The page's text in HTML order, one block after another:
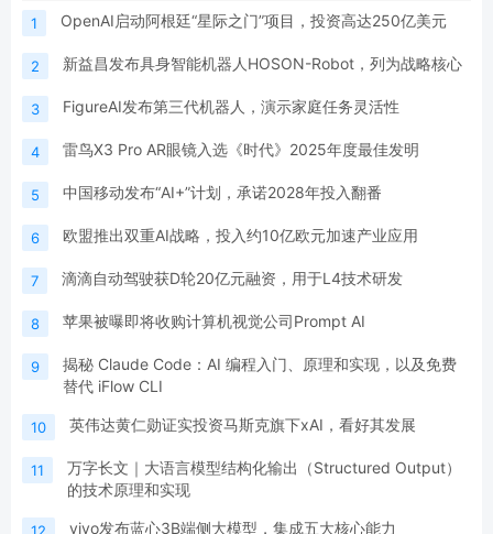
1 OpenAI启动阿根廷“星际之门”项目，投资高达250亿美元
2 新益昌发布具身智能机器人HOSON-Robot，列为战略核心
3 FigureAI发布第三代机器人，演示家庭任务灵活性
4 雷鸟X3 Pro AR眼镜入选《时代》2025年度最佳发明
5 中国移动发布“AI+”计划，承诺2028年投入翻番
6 欧盟推出双重AI战略，投入约10亿欧元加速产业应用
7 滴滴自动驾驶获D轮20亿元融资，用于L4技术研发
8 苹果被曝即将收购计算机视觉公司Prompt AI
9
揭秘 Claude Code：AI 编程入门、原理和实现，以及免费
替代 iFlow CLI
10 英伟达黄仁勋证实投资马斯克旗下xAI，看好其发展
11
万字长文｜大语言模型结构化输出（Structured Output）
的技术原理和实现
vivo发布蓝心3B端侧大模型，集成五大核心能力